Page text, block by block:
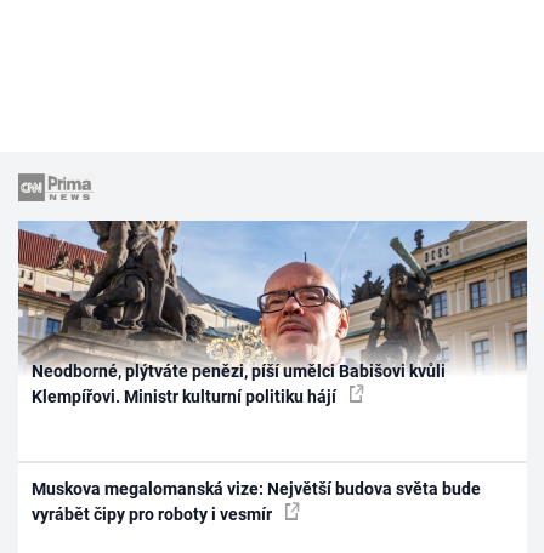
Neodborné, plýtváte penězi, píší umělci Babišovi kvůli
Klempířovi. Ministr kulturní politiku hájí
Muskova megalomanská vize: Největší budova světa bude
vyrábět čipy pro roboty i vesmír